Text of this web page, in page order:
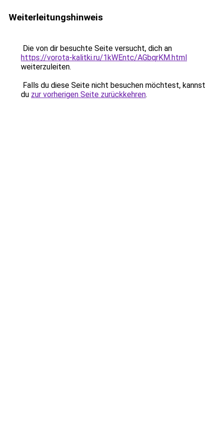
Weiterleitungshinweis
Die von dir besuchte Seite versucht, dich an
https://vorota-kalitki.ru/1kWEntc/AGbqrKM.html
weiterzuleiten.
Falls du diese Seite nicht besuchen möchtest, kannst
du zur vorherigen Seite zurückkehren.